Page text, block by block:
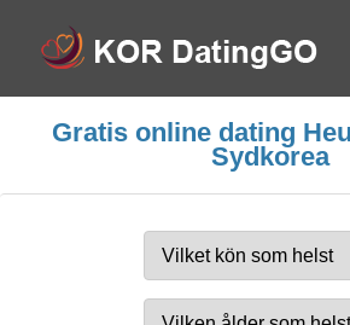
Gratis online dating
Sydkorea